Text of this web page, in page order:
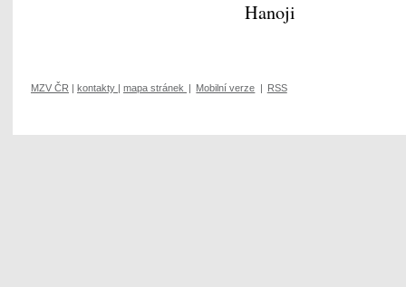
Hanoji
MZV ČR | kontakty | mapa stránek | Mobilní verze | RSS